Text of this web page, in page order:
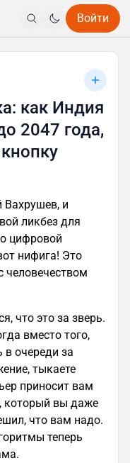
Войти
как Индия
2047 года,
Вахрушев, и
ликбез для
цифровой
нифига! Это
человечеством
что это за зверь.
вместо того,
в очереди за
тыкаете
приносит вам
который вы даже
что вам надо.
теперь